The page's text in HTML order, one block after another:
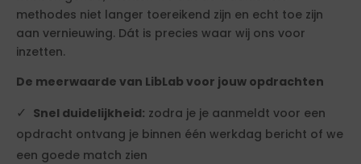
methodes niet langer toereikend zijn en echt toe zijn
aan vernieuwing. Dát is precies waar wij ons voor
inzetten.
De meerwaarde van LibLab voor jouw opdrachten
Snel duidelijkheid: zodra je je aanmeldt voor een
opdracht ontvang je binnen één werkdag bericht of we
een goede match zien